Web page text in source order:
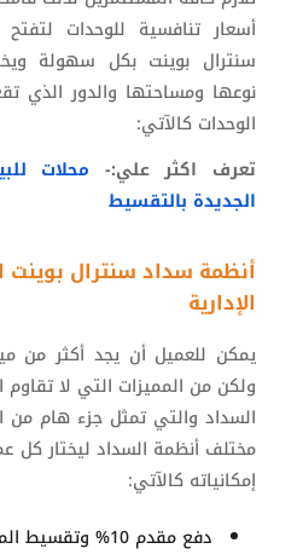
أسعار تنافسية للوحدات
سنترال بوينت بكل سهولة
نوعها ومساحتها والدور الذي
الوحدات كالآتي:
تعرف اكثر علي:- محلات
الجديدة بالتقسيط
أنظمة سداد سنترال بوينت
الإدارية
يمكن للعميل أن يجد أكثر من
ولكن من المميزات التي لا
السداد والتي تمثل جزء هام من
مختلف أنظمة السداد ليختار كل
إمكانياته كالآتي: